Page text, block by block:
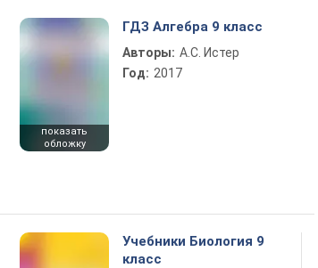
показать
обложку
ГДЗ Алгебра 9 класс
Авторы: А.С. Истер
Год: 2017
Учебники Биология 9
класс